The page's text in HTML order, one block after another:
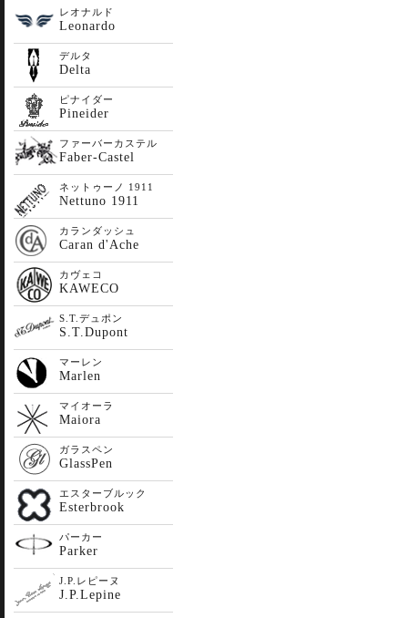
レオナルド
Leonardo
デルタ
Delta
ピナイダー
Pineider
ファーバーカステル
Faber-Castel
ネットゥーノ 1911
Nettuno 1911
カランダッシュ
Caran d'Ache
カヴェコ
KAWECO
S.T.デュポン
S.T.Dupont
マーレン
Marlen
マイオーラ
Maiora
ガラスペン
GlassPen
エスターブルック
Esterbrook
パーカー
Parker
J.P.レピーヌ
J.P.Lepine